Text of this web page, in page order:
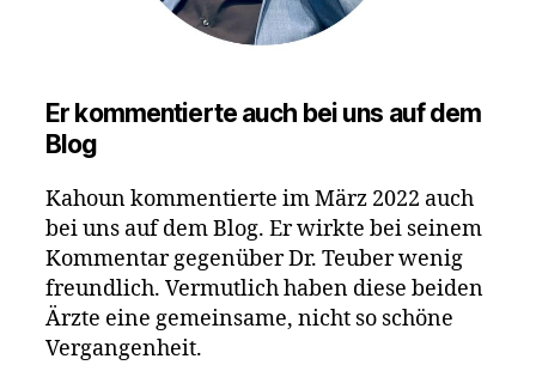
Er kommentierte auch bei uns auf dem
Blog
Kahoun kommentierte im März 2022 auch
bei uns auf dem Blog. Er wirkte bei seinem
Kommentar gegenüber Dr. Teuber wenig
freundlich. Vermutlich haben diese beiden
Ärzte eine gemeinsame, nicht so schöne
Vergangenheit.